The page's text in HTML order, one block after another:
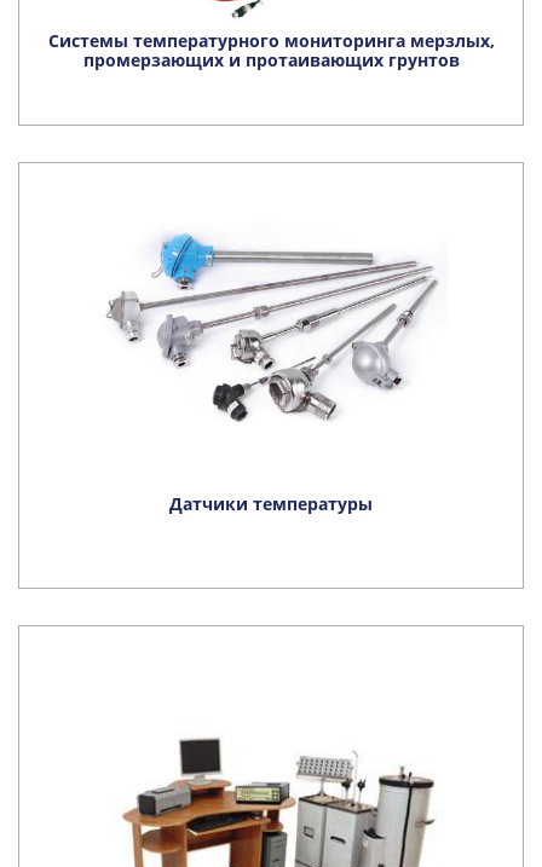
Системы температурного мониторинга мерзлых,
промерзающих и протаивающих грунтов
Датчики температуры